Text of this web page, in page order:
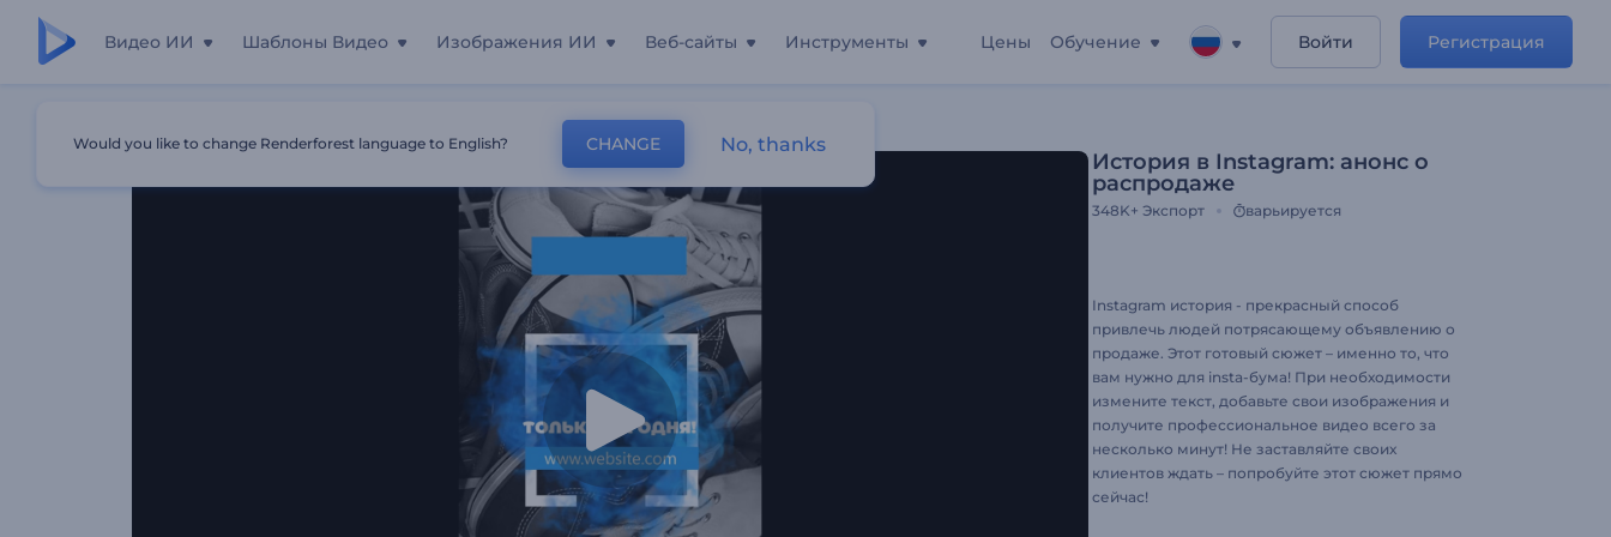
Видео ИИ Шаблоны Видео Изображения ИИ Веб-сайты Инструменты Цены Обучение Войти Регистрация
История В Instagram: Анонс О Распродаже
История в Instagram: анонс о
распродаже
348K+ Экспорт варьируется
Instagram история - прекрасный способ
привлечь людей потрясающему объявлению о
продаже. Этот готовый сюжет – именно то, что
вам нужно для insta-бума! При необходимости
измените текст, добавьте свои изображения и
получите профессиональное видео всего за
несколько минут! Не заставляйте своих
клиентов ждать – попробуйте этот сюжет прямо
сейчас!
Would you like to change Renderforest language to English? CHANGE No, thanks